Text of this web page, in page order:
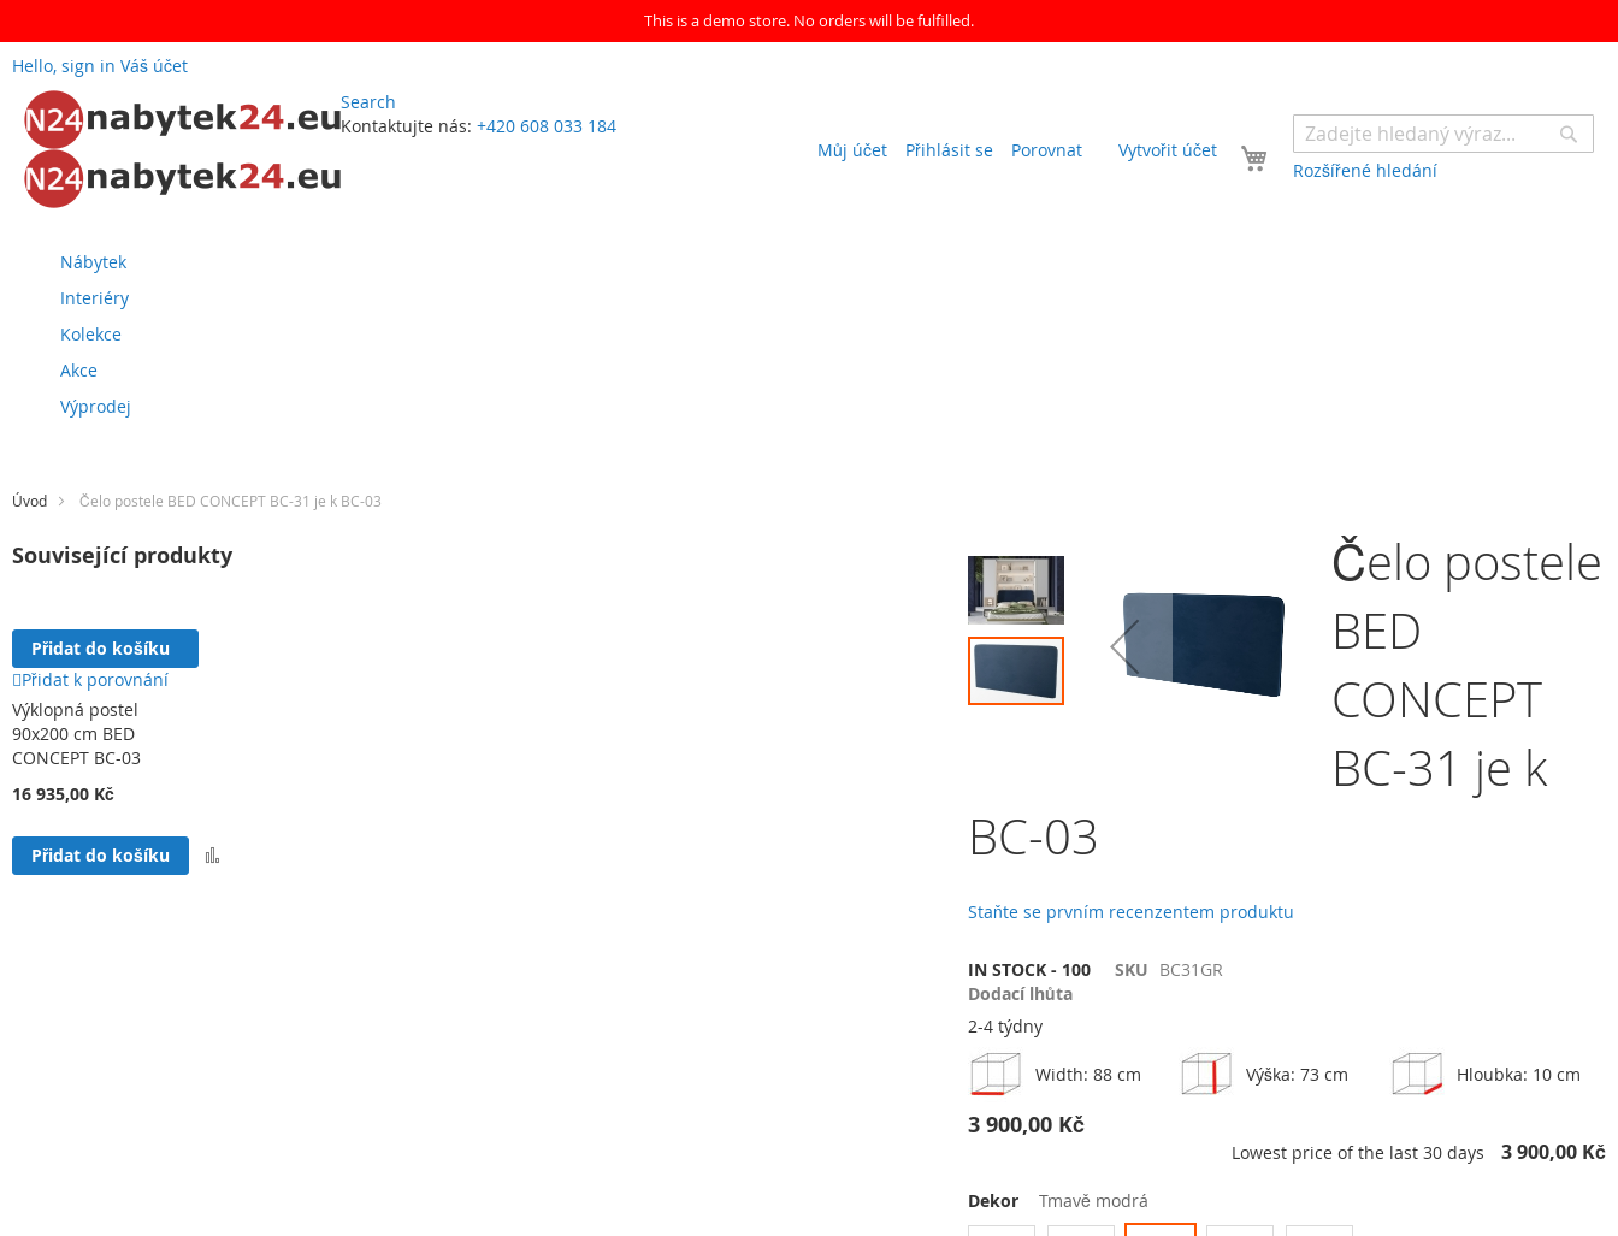
This is a demo store. No orders will be fulfilled.
Hello, sign in Váš účet
Search
Rozšířené hledání
Kontaktujte nás: +420 608 033 184
Váš košík
Můj účet Přihlásit se Porovnat Vytvořit účet
na
obsah
Nábytek
Interiéry
Kolekce
Akce
Výprodej
Úvod Čelo postele BED CONCEPT BC-31 je k BC-03
Přeskočit
na
konec
galerie
s
obrázky
galerie
s
Čelo postele
BED
CONCEPT
BC-31 je k
BC-03
Staňte se prvním recenzentem produktu
IN STOCK - 100 SKU BC31GR
Dodací lhůta
2-4 týdny
Width: 88 cm Výška: 73 cm Hloubka: 10 cm
3 900,00 Kč
Lowest price of the last 30 days 3 900,00 Kč
Dekor Tmavě modrá
Související produkty
Přidat do košíku
Přidat k porovnání
Výklopná postel
90x200 cm BED
CONCEPT BC-03
16 935,00 Kč
Přidat do košíku